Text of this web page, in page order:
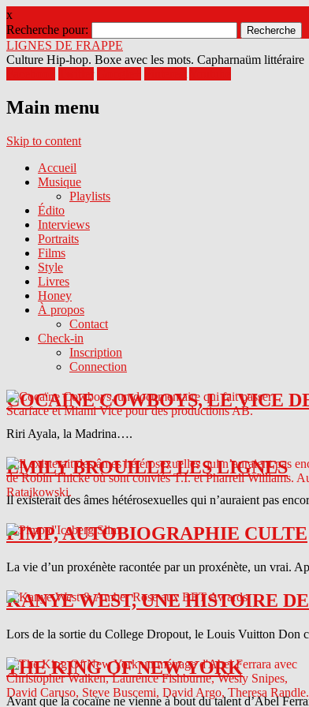
x
Recherche pour:
LIGNES DE FRAPPE
Culture Hip-hop. Boxe avec les mots. Capharnaüm littéraire
Main menu
Skip to content
Accueil
Musique
Playlists
Édito
Interviews
Portraits
Films
Style
Livres
Honey
À propos
Contact
Check-in
Inscription
Connection
COCAINE COWBOYS, LE VICE
Riri Ayala, la Madrina….
EMILY BROUILLE LES LIGNES
Il existerait des âmes hétérosexuelles qui n’auraient pas
PIMP, AUTOBIOGRAPHIE CULTE
La vie d’un proxénète racontée par un proxénète, un vrai.
KANYE WEST, UNE HISTOIRE
Lors de la sortie du College Dropout, le Louis Vuitton Don
THE KING OF NEW YORK
Avant que la cocaïne ne vienne à bout du talent d’Abel